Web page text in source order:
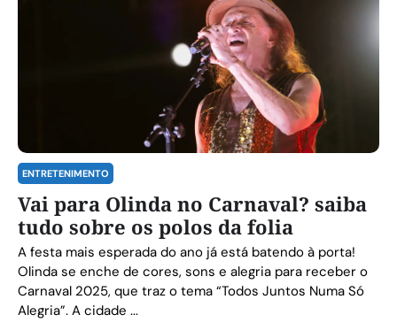
ENTRETENIMENTO
Vai para Olinda no Carnaval? saiba
tudo sobre os polos da folia
A festa mais esperada do ano já está batendo à porta!
Olinda se enche de cores, sons e alegria para receber o
Carnaval 2025, que traz o tema “Todos Juntos Numa Só
Alegria”. A cidade ...